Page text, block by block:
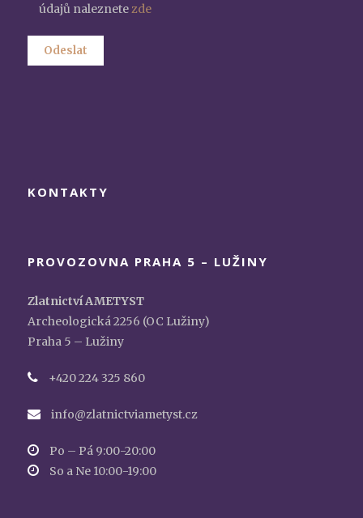
údajů naleznetezde
KONTAKTY
PROVOZOVNA PRAHA 5 – LUŽINY
Zlatnictví AMETYST
Archeologická 2256 (OC Lužiny)
Praha 5 – Lužiny
+420 224 325 860
info@zlatnictviametyst.cz
Po – Pá 9:00-20:00
So a Ne 10:00-19:00